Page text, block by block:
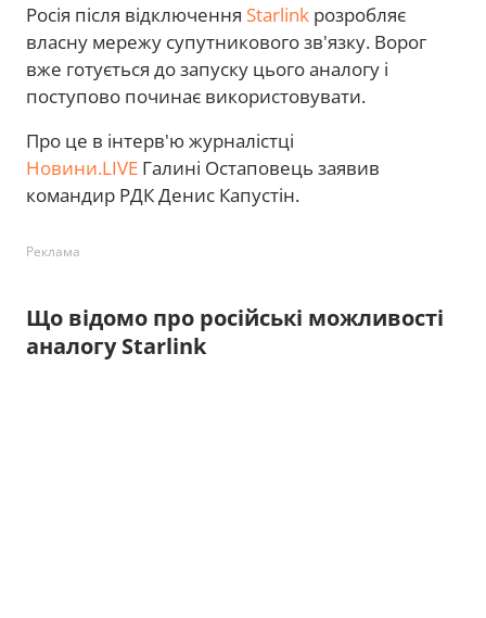
Росія після відключення Starlink розробляє
власну мережу супутникового зв'язку. Ворог
вже готується до запуску цього аналогу і
поступово починає використовувати.
Про це в інтерв'ю журналістці
Новини.LIVE Галині Остаповець заявив
командир РДК Денис Капустін.
Реклама
Що відомо про російські можливості
аналогу Starlink